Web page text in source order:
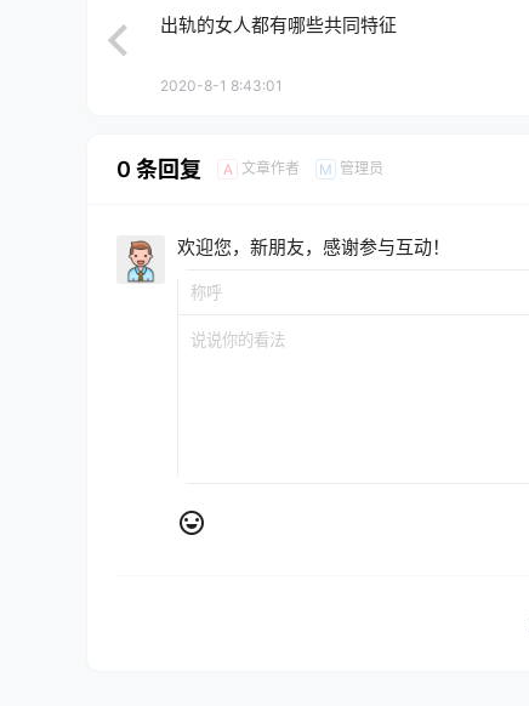
出轨的女人都有哪些共同特征
2020-8-1 8:43:01
0 条回复 A 文章作者 M 管理员
欢迎您，新朋友，感谢参与互动！